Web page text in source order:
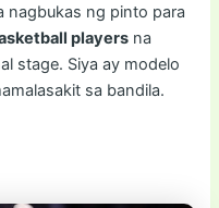
nagbukas ng pinto para
players na
stage. Siya ay modelo
sa bandila.